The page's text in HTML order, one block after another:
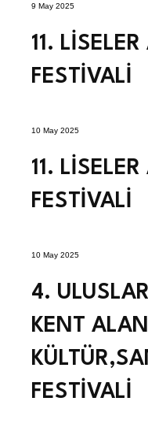
9 May 2025
11.
FESTİVALİ
10 May 2025
11.
FESTİVALİ
10 May 2025
4.
KENT
FESTİVALİ